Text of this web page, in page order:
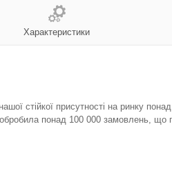
Характеристики
стійкої присутності на ринку
понад 100 000 замовлень, що